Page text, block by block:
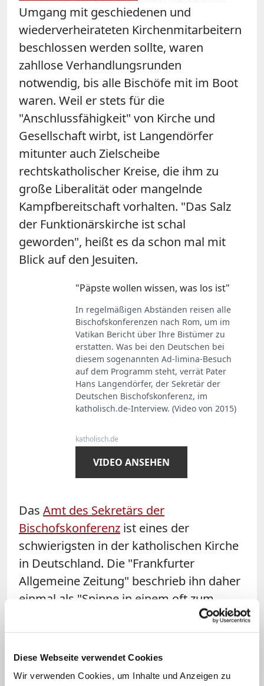
Diese Webseite verwendet Cookies
Wir verwenden Cookies, um Inhalte und Anzeigen zu
Umgang mit geschiedenen und
wiederverheirateten Kirchenmitarbeitern
beschlossen werden sollte, waren
zahllose Verhandlungsrunden
notwendig, bis alle Bischöfe mit im Boot
waren. Weil er stets für die
"Anschlussfähigkeit" von Kirche und
Gesellschaft wirbt, ist Langendörfer
mitunter auch Zielscheibe
rechtskatholischer Kreise, die ihm zu
große Liberalität oder mangelnde
Kampfbereitschaft vorhalten. "Das Salz
der Funktionärskirche ist schal
geworden", heißt es da schon mal mit
Blick auf den Jesuiten.
"Päpste wollen wissen, was los ist"
In regelmäßigen Abständen reisen alle
Bischofskonferenzen nach Rom, um im
Vatikan Bericht über Ihre Bistümer zu
erstatten. Was bei den Deutschen bei
diesem sogenannten Ad-limina-Besuch
auf dem Programm steht, verrät Pater
Hans Langendörfer, der Sekretär der
Deutschen Bischofskonferenz, im
katholisch.de-Interview. (Video von 2015)
katholisch.de
VIDEO ANSEHEN
Das Amt des Sekretärs der
Bischofskonferenz ist eines der
schwierigsten in der katholischen Kirche
in Deutschland. Die "Frankfurter
Allgemeine Zeitung" beschrieb ihn daher
einmal als "Spinne in einem oft zum
Zerreißen gespannten Netz". "Der Pater",
ein Überlebenskünstler. Das
Themenspektrum, das der Jesuit im